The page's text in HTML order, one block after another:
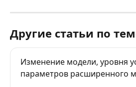
Другие статьи по
Изменение модели, уровня
параметров расширенного